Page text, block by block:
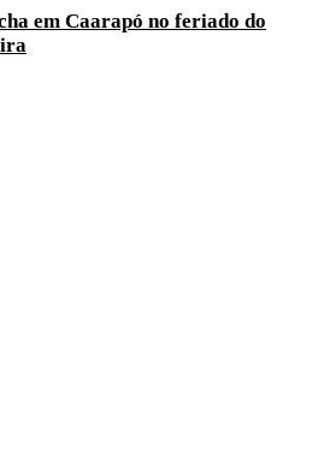
em Caarapó no feriado do